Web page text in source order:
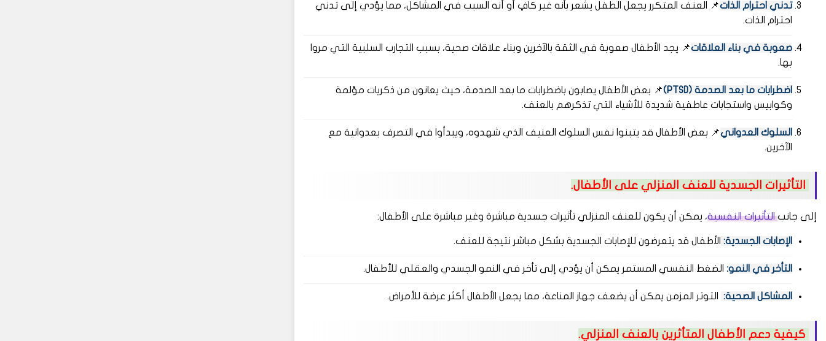
تدني احترام الذات📌 العنف المتكرر يجعل الطفل يشعر بأنه غير كافٍ أو أنه السبب في المشاكل، مما يؤدي إلى تدني
احترام الذات.
صعوبة في بناء العلاقات📌 يجد الأطفال صعوبة في الثقة بالآخرين وبناء علاقات صحية، بسبب التجارب السلبية التي مروا
بها.
اضطرابات ما بعد الصدمة (PTSD)
📌 بعض الأطفال يصابون باضطرابات ما بعد الصدمة، حيث يعانون من ذكريات مؤلمة
وكوابيس واستجابات عاطفية شديدة للأشياء التي تذكرهم بالعنف.
السلوك العدواني📌 بعض الأطفال قد يتبنوا نفس السلوك العنيف الذي شهدوه، ويبدأوا في التصرف بعدوانية مع
الآخرين.
التأثيرات الجسدية للعنف المنزلي على الأطفال.
إلى جانبالتأثيرات النفسية، يمكن أن يكون للعنف المنزلي تأثيرات جسدية مباشرة وغير مباشرة على الأطفال:
الإصابات الجسدية: الأطفال قد يتعرضون للإصابات الجسدية بشكل مباشر نتيجة للعنف.
التأخر في النمو: الضغط النفسي المستمر يمكن أن يؤدي إلى تأخر في النمو الجسدي والعقلي للأطفال.
المشاكل الصحية: التوتر المزمن يمكن أن يضعف جهاز المناعة، مما يجعل الأطفال أكثر عرضة للأمراض.
كيفية دعم الأطفال المتأثرين بالعنف المنزلي.